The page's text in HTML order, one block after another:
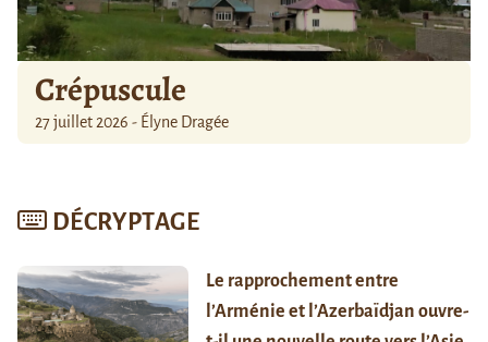
Crépuscule
27 juillet 2026 - Élyne Dragée
DÉCRYPTAGE
Le rapprochement entre
l’Arménie et l’Azerbaïdjan ouvre-